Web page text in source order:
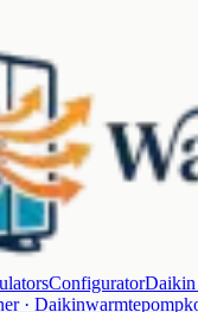
ConfiguratorDaikin
· Daikin